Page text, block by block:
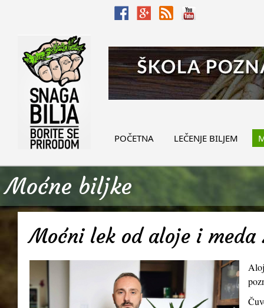
POČETNA LEČENJE BILJEM
Moćne biljke
Moćni lek od aloje i meda